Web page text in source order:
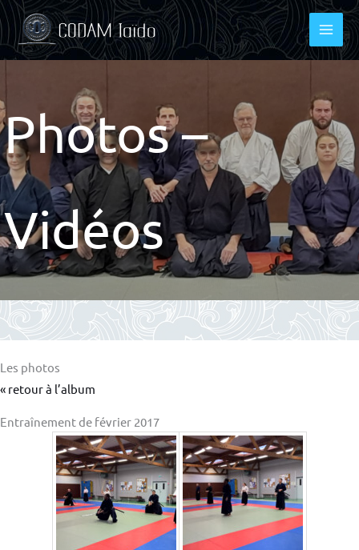
Aller
au
contenu
Photos –
Vidéos
Les photos
« retour à l’album
Entraînement de février 2017